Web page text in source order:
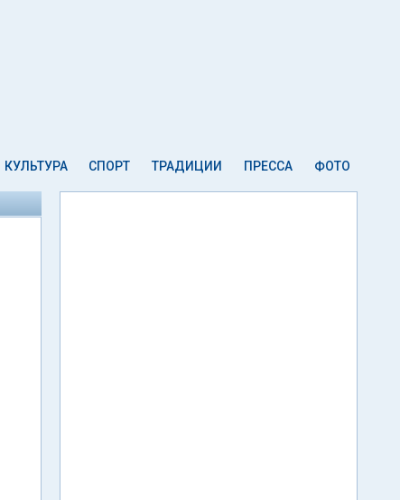
КУЛЬТУРА СПОРТ ТРАДИЦИИ ПРЕССА ФОТО